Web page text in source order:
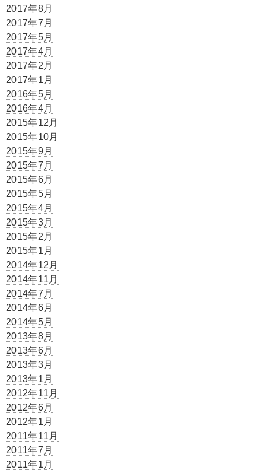
2017年8月
2017年7月
2017年5月
2017年4月
2017年2月
2017年1月
2016年5月
2016年4月
2015年12月
2015年10月
2015年9月
2015年7月
2015年6月
2015年5月
2015年4月
2015年3月
2015年2月
2015年1月
2014年12月
2014年11月
2014年7月
2014年6月
2014年5月
2013年8月
2013年6月
2013年3月
2013年1月
2012年11月
2012年6月
2012年1月
2011年11月
2011年7月
2011年1月